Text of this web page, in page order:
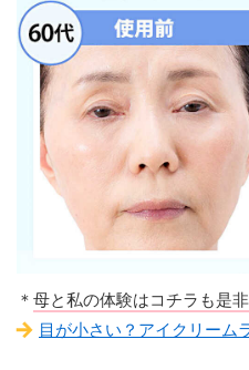
＊ 母と私の体験はコチラも是
目が小さい？アイクリーム